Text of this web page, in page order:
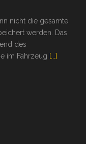
nicht die gesamte
werden. Das
des
im Fahrzeug [...]